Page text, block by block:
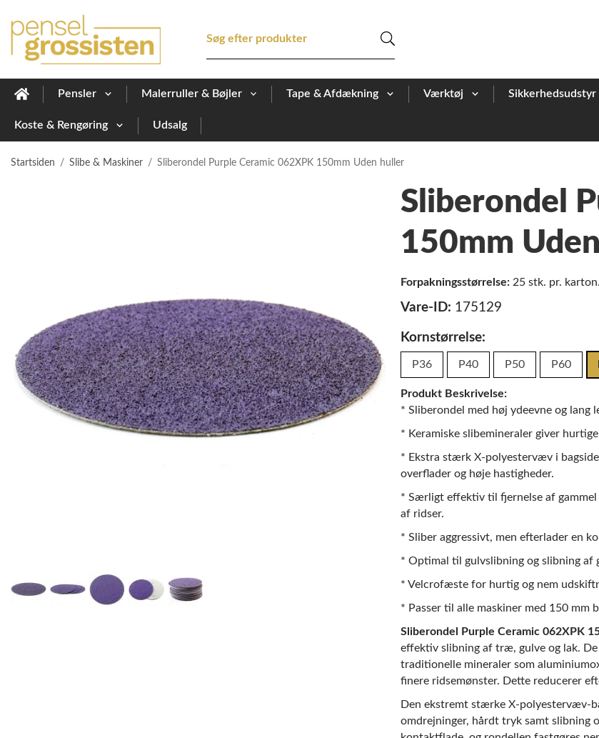
Pensler Malerruller & Bøjler Tape & Afdækning Værktøj Sikkerhedsudstyr
Koste & Rengøring Udsalg
Startsiden / Slibe & Maskiner / Sliberondel Purple Ceramic 062XPK 150mm Uden huller
Sliberondel
150mm
Forpakningsstørrelse: 25 stk. pr. karton.
Vare-ID: 175129
Kornstørrelse:
P36 P40 P50 P60
Produkt Beskrivelse:
* Sliberondel med høj ydeevne og lang
* Keramiske slibemineraler giver
* Ekstra stærk X-polyestervæv i
overflader og høje hastigheder.
* Særligt effektiv til fjernelse af
af ridser.
* Sliber aggressivt, men efterlader en
* Optimal til gulvslibning og slibning af
* Velcrofæste for hurtig og nem
* Passer til alle maskiner med 150 mm
Sliberondel Purple Ceramic 062XPK
effektiv slibning af træ, gulve og lak.
traditionelle mineraler som
finere ridsemønster. Dette reducerer
Den ekstremt stærke X-polyestervæv-
omdrejninger, hårdt tryk samt slibning